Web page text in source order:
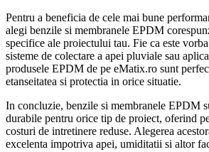
Pentru a beneficia de cele mai bune
alegi benzile si membranele EPDM
specifice ale proiectului tau. Fie ca este
sisteme de colectare a apei pluviale sau
produsele EPDM de pe eMatix.ro sunt
etanseitatea si protectia in orice situatie.
In concluzie, benzile si membranele EPDM
durabile pentru orice tip de proiect, oferind
costuri de intretinere reduse. Alegerea
excelenta impotriva apei, umiditatii si altor